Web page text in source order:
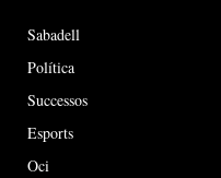
Sabadell
Política
Successos
Esports
Oci